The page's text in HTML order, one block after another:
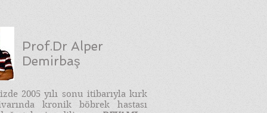
Prof.Dr Alper
Demirbaş
2005 yılı sonu itibarıyla kırk
kronik böbrek hastası